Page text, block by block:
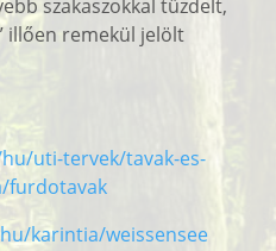
szakaszokkal tűzdelt,
illően remekül jelölt
uti-tervek/tavak-es-
furdotavak
karintia/weissensee